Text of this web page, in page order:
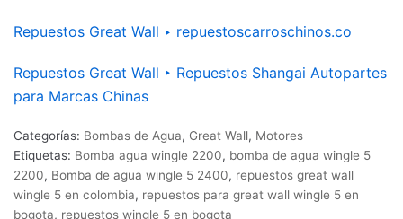
Repuestos Great Wall ‣ repuestoscarroschinos.co
Repuestos Great Wall ‣ Repuestos Shangai Autopartes
para Marcas Chinas
Categorías: Bombas de Agua, Great Wall, Motores
Etiquetas: Bomba agua wingle 2200, bomba de agua wingle 5
2200, Bomba de agua wingle 5 2400, repuestos great wall
wingle 5 en colombia, repuestos para great wall wingle 5 en
bogota, repuestos wingle 5 en bogota